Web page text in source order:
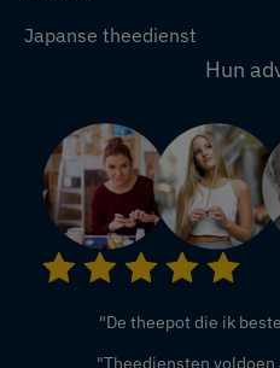
Japanse theedienst
Hun
"De theepot die ik
"Theediensten voldoen